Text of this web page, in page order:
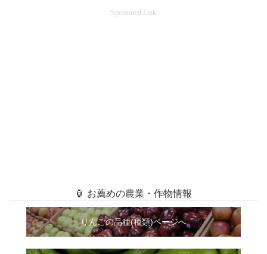
Sponsored Link
🏮 お薦めの農業・作物情報
りんごの品種(種類)ページへ